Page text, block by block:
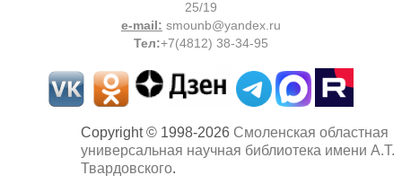
25/19
e-mail: smounb@yandex.ru
Тел:+7(4812) 38-34-95
Copyright © 1998-2026 Смоленская областная
универсальная научная библиотека имени А.Т.
Твардовского.